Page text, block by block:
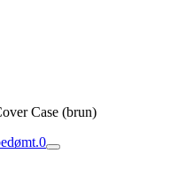
Case (brun)
0